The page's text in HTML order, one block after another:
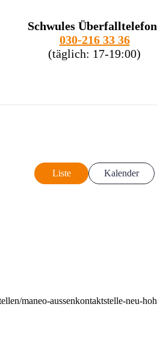
Schwules
030-216 33 36
(täglich: 17-19:00)
Liste Kalender
maneo-aussenkontaktstelle-neu-